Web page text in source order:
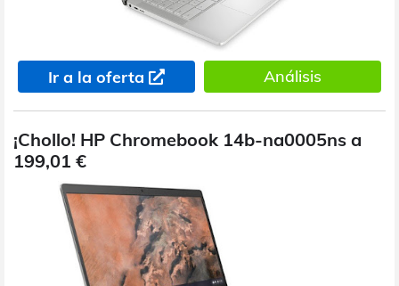
Ir a la oferta Análisis
¡Chollo! HP Chromebook 14b-na0005ns a
199,01 €